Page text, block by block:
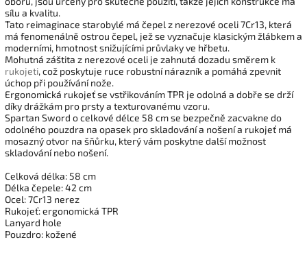
sílu a kvalitu.
Tato reimaginace starobylé má čepel z nerezové oceli 7Cr13, která
má fenomenálně ostrou čepel, jež se vyznačuje klasickým žlábkem a
moderními, hmotnost snižujícími průvlaky ve hřbetu.
Mohutná záštita z nerezové oceli je zahnutá dozadu směrem k
rukojeti, což poskytuje ruce robustní nárazník a pomáhá zpevnit
úchop při používání nože.
Ergonomická rukojeť se vstřikováním TPR je odolná a dobře se drží
díky drážkám pro prsty a texturovanému vzoru.
Spartan Sword o celkové délce 58 cm se bezpečně zacvakne do
odolného pouzdra na opasek pro skladování a nošení a rukojeť má
mosazný otvor na šňůrku, který vám poskytne další možnost
skladování nebo nošení.
Celková délka: 58 cm
Délka čepele: 42 cm
Ocel: 7Cr13 nerez
Rukojeť: ergonomická TPR
Lanyard hole
Pouzdro: kožené